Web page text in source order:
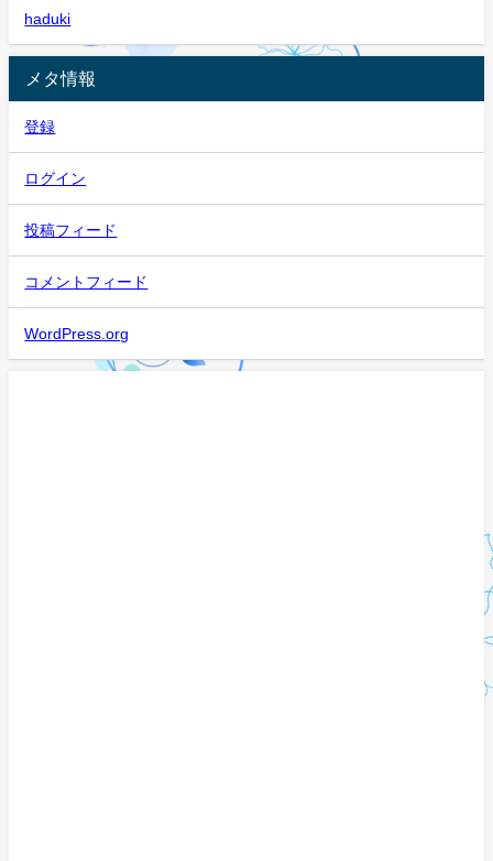
haduki
メタ情報
登録
ログイン
投稿フィード
コメントフィード
WordPress.org